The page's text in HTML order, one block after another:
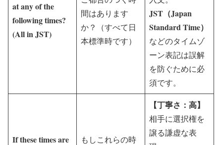
at any of the
following times?
(All in JST)
間はあります
か？（すべて日
本標準時です）
JST（Japan
Standard Time）
などのタイムゾ
ーン表記は誤解
を防ぐために必
須です。
If these times are
もしこれらの時
【丁寧さ：高】
相手に選択権を
譲る謙虚な表